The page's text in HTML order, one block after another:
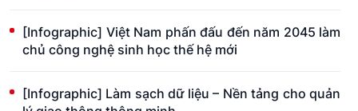
[Infographic] Việt Nam phấn đấu đến năm 2045 làm
chủ công nghệ sinh học thế hệ mới
[Infographic] Làm sạch dữ liệu – Nền tảng cho quản